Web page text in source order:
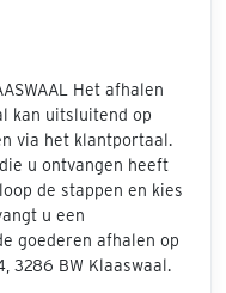
Het afhalen
kan uitsluitend op
via het klantportaal.
u ontvangen heeft
de stappen en kies
u een
goederen afhalen op
3286 BW Klaaswaal.